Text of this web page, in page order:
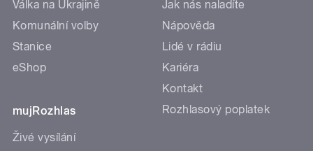
Válka na Ukrajině
Komunální volby
Stanice
eShop
mujRozhlas
Živé vysílání
Jak nás naladíte
Nápověda
Lidé v rádiu
Kariéra
Kontakt
Rozhlasový poplatek